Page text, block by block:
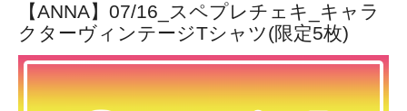
【ANNA】07/16_スペプレチェキ_キャラ
クターヴィンテージTシャツ(限定5枚)